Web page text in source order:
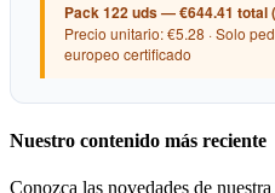
Pack 122 uds — €644.41 total
Precio unitario: €5.28 · Solo
europeo certificado
Nuestro contenido más reciente
Conozca las novedades de